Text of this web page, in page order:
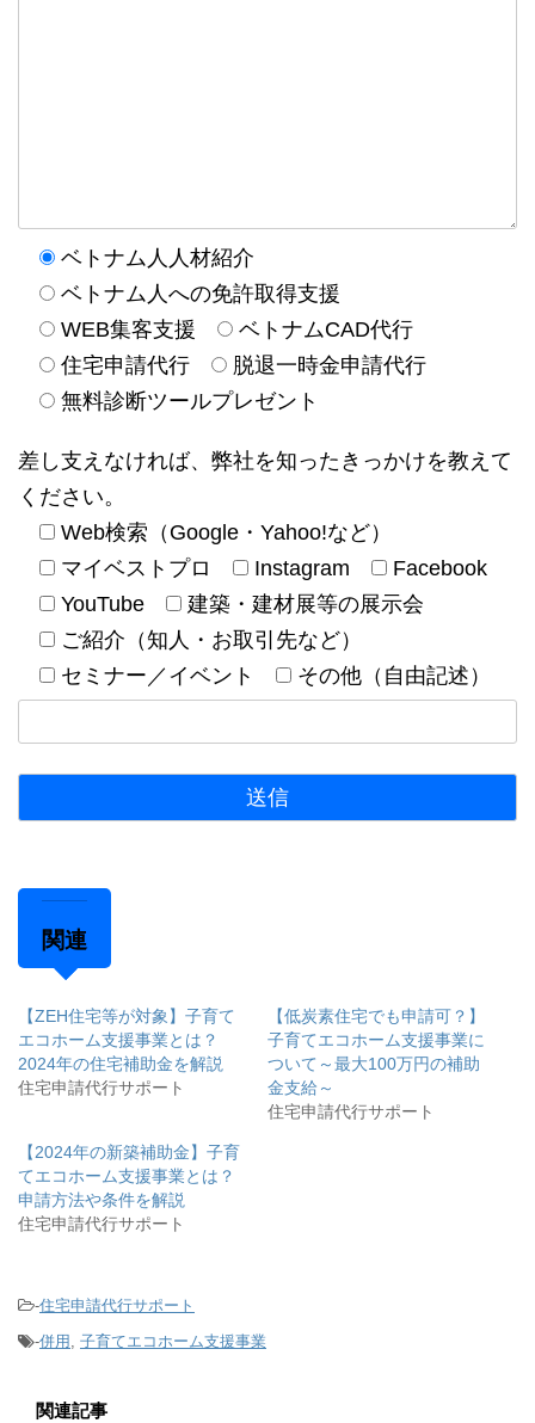
ベトナム人人材紹介
ベトナム人への免許取得支援
WEB集客支援
ベトナムCAD代行
住宅申請代行
脱退一時金申請代行
無料診断ツールプレゼント
差し支えなければ、弊社を知ったきっかけを教えて
ください。
Web検索（Google・Yahoo!など）
マイベストプロ
Instagram
Facebook
YouTube
建築・建材展等の展示会
ご紹介（知人・お取引先など）
セミナー／イベント
その他（自由記述）
関連
【ZEH住宅等が対象】子育て
エコホーム支援事業とは？
2024年の住宅補助金を解説
住宅申請代行サポート
【低炭素住宅でも申請可？】
子育てエコホーム支援事業に
ついて～最大100万円の補助
金支給～
住宅申請代行サポート
【2024年の新築補助金】子育
てエコホーム支援事業とは？
申請方法や条件を解説
住宅申請代行サポート
-住宅申請代行サポート
-併用 , 子育てエコホーム支援事業
関連記事